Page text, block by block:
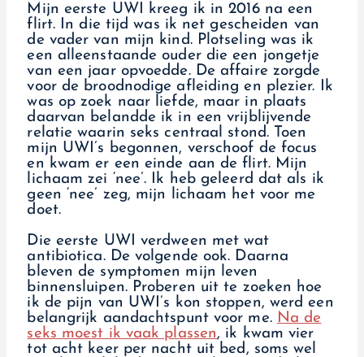
Mijn eerste UWI kreeg ik in 2016 na een
flirt. In die tijd was ik net gescheiden van
de vader van mijn kind. Plotseling was ik
een alleenstaande ouder die een jongetje
van een jaar opvoedde. De affaire zorgde
voor de broodnodige afleiding en plezier. Ik
was op zoek naar liefde, maar in plaats
daarvan belandde ik in een vrijblijvende
relatie waarin seks centraal stond. Toen
mijn UWI’s begonnen, verschoof de focus
en kwam er een einde aan de flirt. Mijn
lichaam zei ‘nee’. Ik heb geleerd dat als ik
geen ‘nee’ zeg, mijn lichaam het voor me
doet.
Die eerste UWI verdween met wat
antibiotica. De volgende ook. Daarna
bleven de symptomen mijn leven
binnensluipen. Proberen uit te zoeken hoe
ik de pijn van UWI’s kon stoppen, werd een
belangrijk aandachtspunt voor me. Na de
seks moest ik vaak plassen, ik kwam vier
tot acht keer per nacht uit bed, soms wel